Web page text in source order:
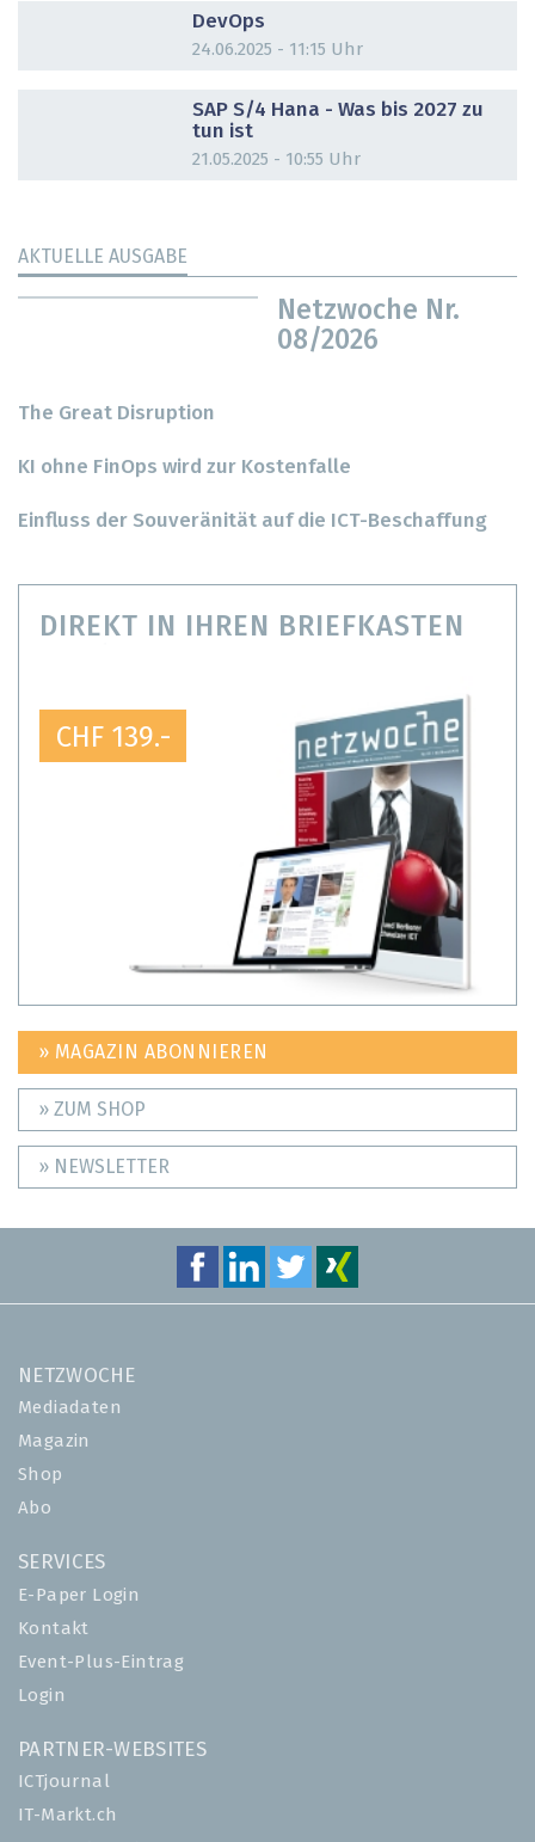
DevOps
24.06.2025 - 11:15 Uhr
SAP S/4 Hana - Was bis 2027 zu
tun ist
21.05.2025 - 10:55 Uhr
AKTUELLE AUSGABE
Netzwoche Nr.
08/2026
The Great Disruption
KI ohne FinOps wird zur Kostenfalle
Einfluss der Souveränität auf die ICT-Beschaffung
DIREKT IN IHREN BRIEFKASTEN
CHF 139.-
» MAGAZIN ABONNIEREN
» ZUM SHOP
» NEWSLETTER
NETZWOCHE
Mediadaten
Magazin
Shop
Abo
SERVICES
E-Paper Login
Kontakt
Event-Plus-Eintrag
Login
PARTNER-WEBSITES
ICTjournal
IT-Markt.ch